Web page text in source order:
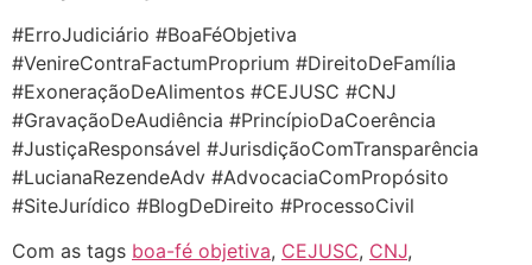
#ErroJudiciário #BoaFéObjetiva
#VenireContraFactumProprium #DireitoDeFamília
#ExoneraçãoDeAlimentos #CEJUSC #CNJ
#GravaçãoDeAudiência #PrincípioDaCoerência
#JustiçaResponsável #JurisdiçãoComTransparência
#LucianaRezendeAdv #AdvocaciaComPropósito
#SiteJurídico #BlogDeDireito #ProcessoCivil
Com as tags boa-fé objetiva, CEJUSC, CNJ,